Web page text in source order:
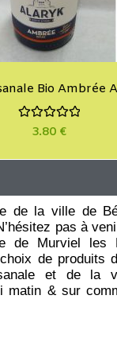
Bio Ambrée
e
u
r
5
3.80 €
de la ville de
pas à
de Murviel les
de produits
et de la
matin & sur